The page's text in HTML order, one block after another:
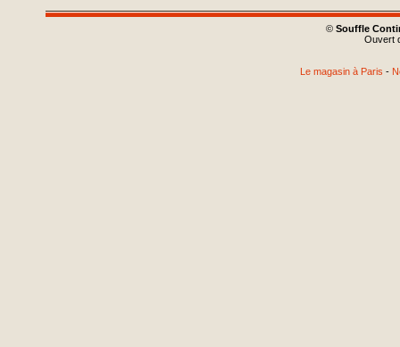
© Souffle
Ouvert
Le magasin à Paris -